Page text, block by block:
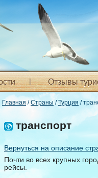
Отзывы
Главная /Страны /Турция /
транспорт
Вернуться на описание
Почти во всех крупных
рейсы.